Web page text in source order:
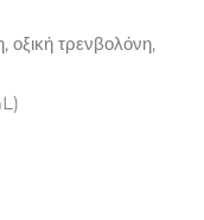
τρενβολόνη,